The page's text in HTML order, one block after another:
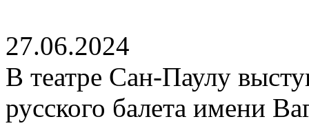
27.06.2024
В театре Сан-Паулу
русского балета имени